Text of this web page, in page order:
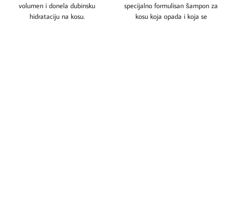
volumen i donela dubinsku
hidrataciju na kosu.
specijalno formulisan šampon za
kosu koja opada i koja se